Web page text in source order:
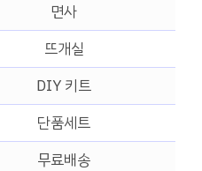
면사
뜨개실
DIY 키트
단품세트
무료배송